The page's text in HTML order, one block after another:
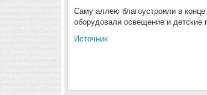
Саму аллею благоустроили в
оборудовали освещение и детские
Источник